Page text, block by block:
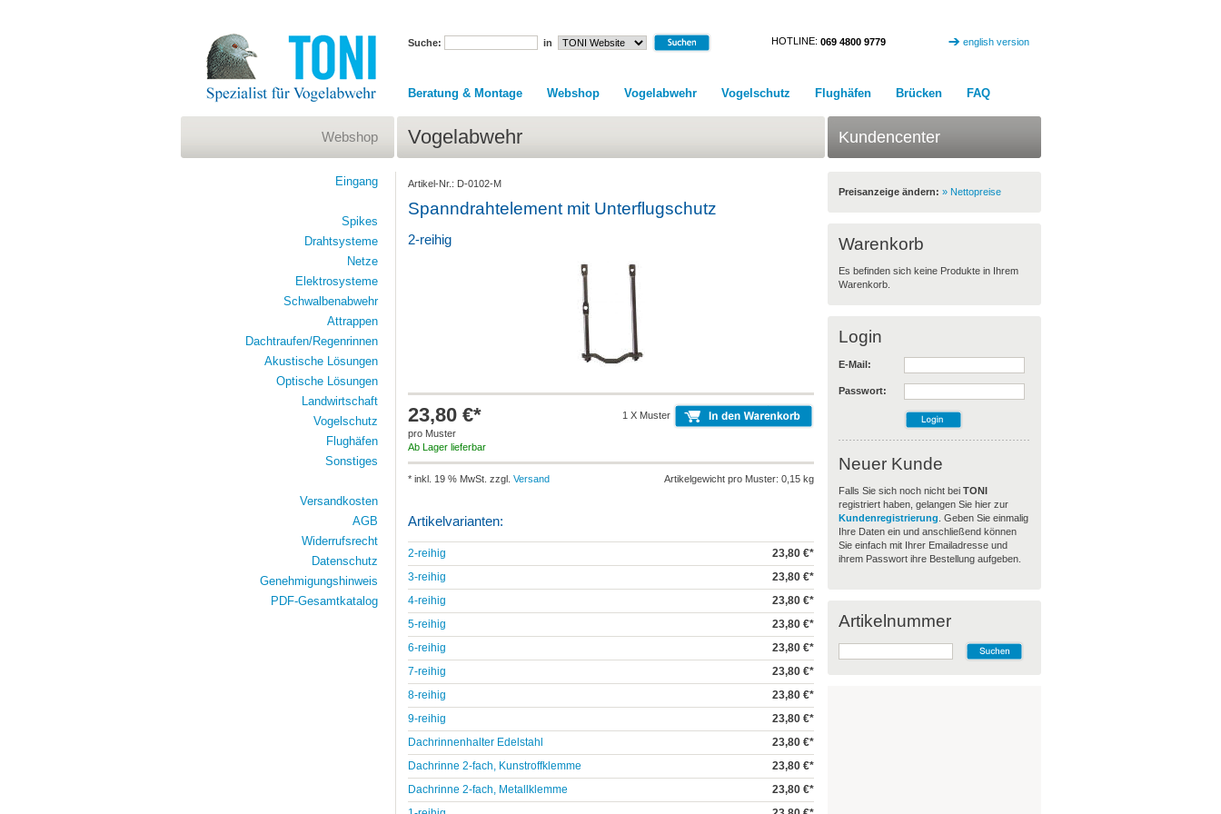
Suche: in HOTLINE: 069 4800 9779 english version
Beratung & Montage Webshop Vogelabwehr Vogelschutz Flughäfen Brücken FAQ
Vogelabwehr
Artikel-Nr.: D-0102-M
Spanndrahtelement mit Unterflugschutz
2-reihig
23,80 €*
pro Muster
Ab Lager lieferbar
1 X Muster
Artikelgewicht pro Muster: 0,15 kg
* inkl. 19 % MwSt. zzgl. Versand
Artikelvarianten:
2-reihig
23,80 €*
3-reihig
23,80 €*
4-reihig
23,80 €*
5-reihig
23,80 €*
6-reihig
23,80 €*
7-reihig
23,80 €*
8-reihig
23,80 €*
9-reihig
23,80 €*
Dachrinnenhalter Edelstahl
23,80 €*
Dachrinne 2-fach, Kunstroffklemme
23,80 €*
Dachrinne 2-fach, Metallklemme
23,80 €*
Webshop
Eingang
Spikes
Drahtsysteme
Netze
Elektrosysteme
Schwalbenabwehr
Attrappen
Dachtraufen/Regenrinnen
Akustische Lösungen
Optische Lösungen
Landwirtschaft
Vogelschutz
Flughäfen
Sonstiges
Versandkosten
AGB
Widerrufsrecht
Datenschutz
Genehmigungshinweis
PDF-Gesamtkatalog
Kundencenter
Preisanzeige ändern: » Nettopreise
Warenkorb
Es befinden sich keine Produkte in Ihrem
Warenkorb.
Login
E-Mail:
Passwort:
Neuer Kunde
Falls Sie sich noch nicht bei TONI
registriert haben, gelangen Sie hier zur
Kundenregistrierung . Geben Sie einmalig
Ihre Daten ein und anschließend können
Sie einfach mit Ihrer Emailadresse und
ihrem Passwort ihre Bestellung aufgeben.
Artikelnummer